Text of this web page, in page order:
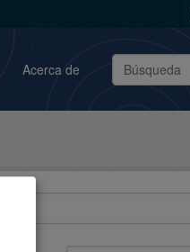
Acerca de